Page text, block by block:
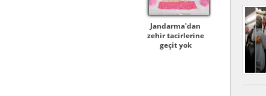
Jandarma'dan
zehir tacirlerine
geçit yok